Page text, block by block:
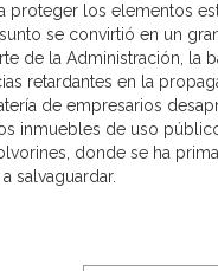
proteger los elementos
se convirtió en un
de la Administración, la
retardantes en la
de empresarios
inmuebles de uso
donde se ha
salvaguardar.